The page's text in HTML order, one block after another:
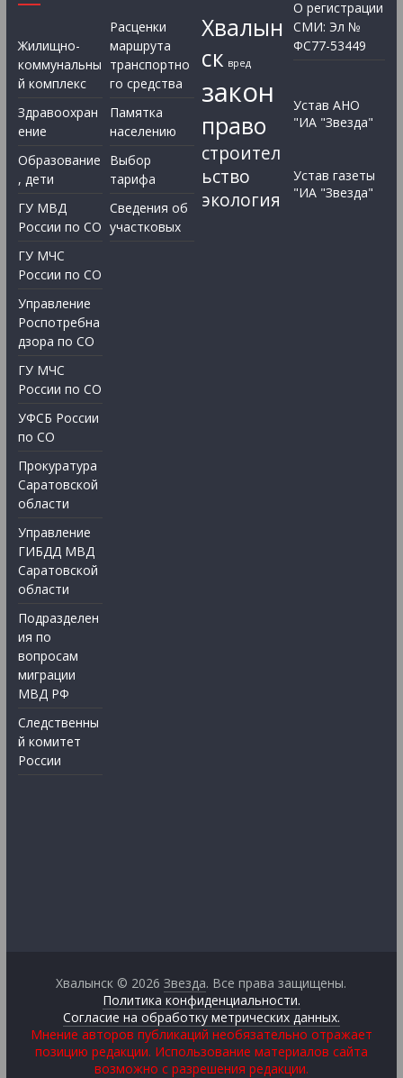
Жилищно-
коммунальны
й комплекс
Здравоохран
ение
Образование
, дети
ГУ МВД
России по СО
ГУ МЧС
России по СО
Управление
Роспотребна
дзора по СО
ГУ МЧС
России по СО
УФСБ России
по СО
Прокуратура
Саратовской
области
Управление
ГИБДД МВД
Саратовской
области
Подразделен
ия по
вопросам
миграции
МВД РФ
Следственны
й комитет
России
Расценки
маршрута
транспортно
го средства
Памятка
населению
Выбор
тарифа
Сведения об
участковых
Хвалын
ск вред
закон
право
строител
ьство
экология
О регистрации
СМИ: Эл №
ФС77-53449
Устав АНО
"ИА "Звезда"
Устав газеты
"ИА "Звезда"
Хвалынск © 2026Звезда. Все права защищены.
Политика конфиденциальности.
Согласие на обработку метрических данных.
Мнение авторов публикаций необязательно отражает
позицию редакции. Использование материалов сайта
возможно с разрешения редакции.